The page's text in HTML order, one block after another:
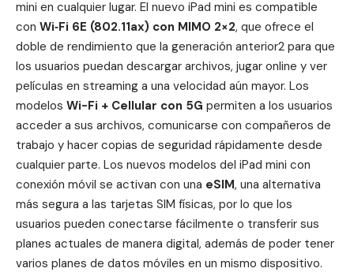
mini en cualquier lugar. El nuevo iPad mini es compatible
con Wi‑Fi 6E (802.11ax) con MIMO 2×2, que ofrece el
doble de rendimiento que la generación anterior2 para que
los usuarios puedan descargar archivos, jugar online y ver
películas en streaming a una velocidad aún mayor. Los
modelos Wi-Fi + Cellular con 5G permiten a los usuarios
acceder a sus archivos, comunicarse con compañeros de
trabajo y hacer copias de seguridad rápidamente desde
cualquier parte. Los nuevos modelos del iPad mini con
conexión móvil se activan con una eSIM, una alternativa
más segura a las tarjetas SIM físicas, por lo que los
usuarios pueden conectarse fácilmente o transferir sus
planes actuales de manera digital, además de poder tener
varios planes de datos móviles en un mismo dispositivo.